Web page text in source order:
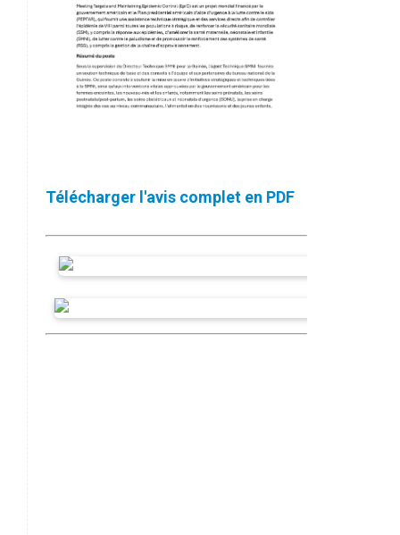
Télécharger l'avis complet en PDF